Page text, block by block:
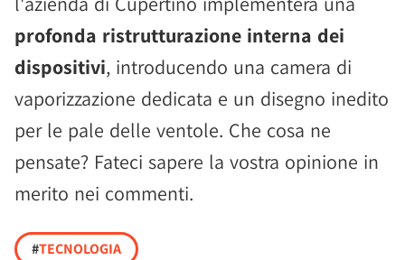
profonda ristrutturazione interna dei
dispositivi, introducendo una camera di
vaporizzazione dedicata e un disegno inedito
per le pale delle ventole. Che cosa ne
pensate? Fateci sapere la vostra opinione in
merito nei commenti.
#TECNOLOGIA